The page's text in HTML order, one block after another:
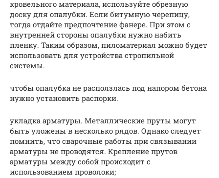
кровельного материала, используйте обрезную
доску для опалубки. Если битумную черепицу,
тогда отдайте предпочтение фанере. При этом с
внутренней стороны опалубки нужно набить
пленку. Таким образом, пиломатериал можно будет
использовать для устройства стропильной
системы.
чтобы опалубка не расползлась под напором бетона
нужно установить распорки.
укладка арматуры. Металлические пруты могут
быть уложены в несколько рядов. Однако следует
помнить, что сварочные работы при связывании
арматуры не проводятся. Крепление прутов
арматуры между собой происходит с
использованием проволоки;